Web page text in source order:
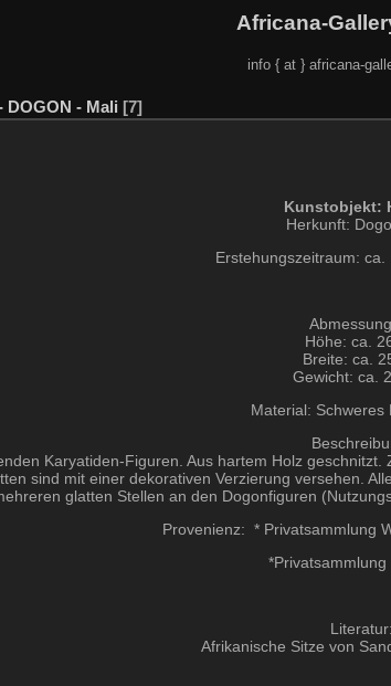
Africana-
info { at } africana-
DOGON - Mali 7
Kunstobjekt:
Herkunft:
Erstehungszeitraum:
Höhe: ca.
Breite: ca.
Gewicht: ca.
Material: Schweres
Karyatiden-Figuren. Aus hartem Holz
sind mit einer dekorativen Verzierung versehen.
glatten Stellen an den Dogonfiguren
Provenienz: * Privatsammlung
*Privatsammlung
Literatur:
Afrikanische Sitze von